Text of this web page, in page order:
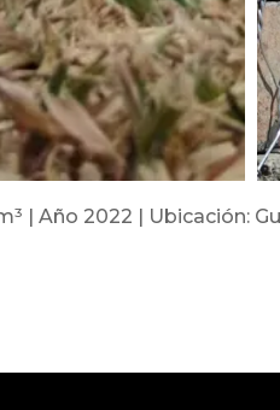
| Año 2022 | Ubicación: